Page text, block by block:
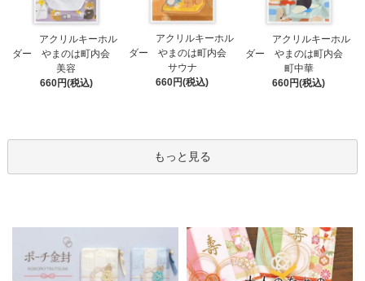
アクリルキーホル
ダー やまのは町内会
美容
660円(税込)
アクリルキーホル
ダー やまのは町内会
サウナ
660円(税込)
アクリルキーホル
ダー やまのは町内会
町中華
660円(税込)
もっと見る